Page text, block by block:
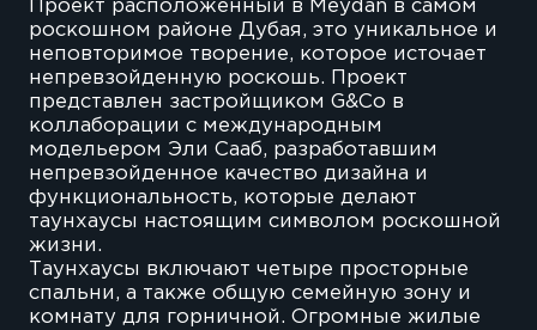
Проект расположенный в Meydan в самом
роскошном районе Дубая, это уникальное и
неповторимое творение, которое источает
непревзойденную роскошь. Проект
представлен застройщиком G&Co в
коллаборации с международным
модельером Эли Сааб, разработавшим
непревзойденное качество дизайна и
функциональность, которые делают
таунхаусы настоящим символом роскошной
жизни.
Таунхаусы включают четыре просторные
спальни, а также общую семейную зону и
комнату для горничной. Огромные жилые